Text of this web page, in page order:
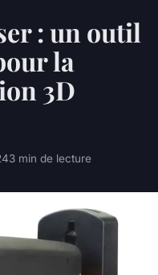
: un outil
la
3D
3 min de lecture